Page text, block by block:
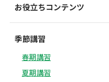
お役立ちコンテンツ
季節講習
春期講習
夏期講習